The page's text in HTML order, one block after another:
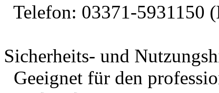
Telefon: 03371-5931150
Sicherheits- und
Geeignet für den